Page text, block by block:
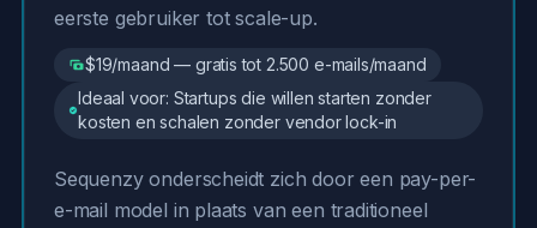
eerste gebruiker tot scale-up.
$19/maand — gratis tot 2.500 e-mails/maand
Ideaal voor: Startups die willen starten zonder
kosten en schalen zonder vendor lock-in
Sequenzy onderscheidt zich door een pay-per-
e-mail model in plaats van een traditioneel